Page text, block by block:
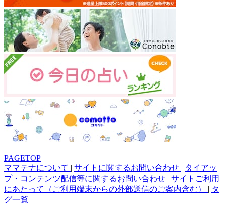
PAGETOP
ママテナについて | サイトに関するお問い合わせ | タイアッ
プ・コンテンツ配信等に関するお問い合わせ | サイトご利用
にあたって（ご利用端末からの外部送信のご案内含む） | タ
グ一覧